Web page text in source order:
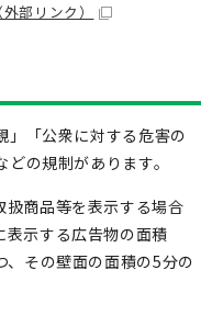
（外部リンク）
」「公衆に対する危害の
の規制があります。
扱商品等を表示する場合
表示する広告物の面積
、その壁面の面積の5分の